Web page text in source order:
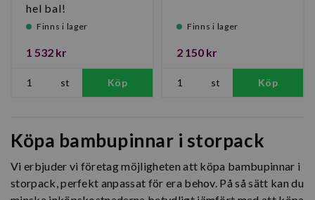
hel bal!
Finns i lager
1 532 kr
st Köp
Finns i lager
2 150 kr
st Köp
Köpa bambupinnar i storpack
Vi erbjuder vi företag möjligheten att köpa bambupinnar i
storpack, perfekt anpassat för era behov. På så sätt kan du